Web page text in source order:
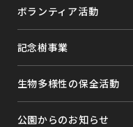
ボランティア活動
記念樹事業
生物多様性の保全活動
公園からのお知らせ